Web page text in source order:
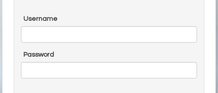
Username
Password